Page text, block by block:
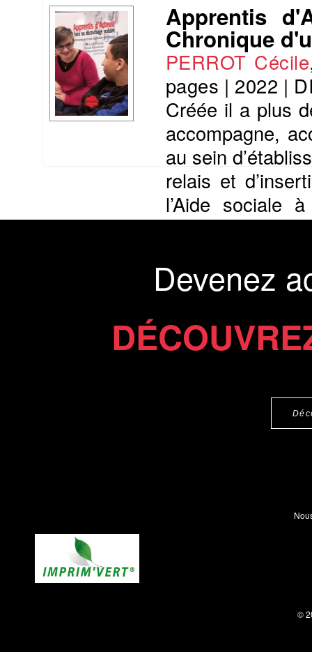
Apprentis
Chronique
PERROT Cécile
pages | 2022 |
Créée il a plus
accompagne,
au sein
relais et
l’Aide sociale
social,
Devenez
©